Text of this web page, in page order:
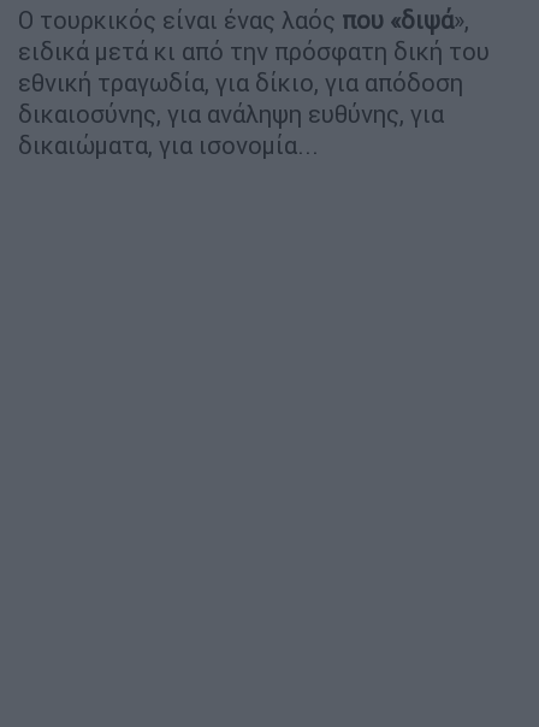
Ο τουρκικός είναι ένας λαός που «διψά»,
ειδικά μετά κι από την πρόσφατη δική του
εθνική τραγωδία, για δίκιο, για απόδοση
δικαιοσύνης, για ανάληψη ευθύνης, για
δικαιώματα, για ισονομία...